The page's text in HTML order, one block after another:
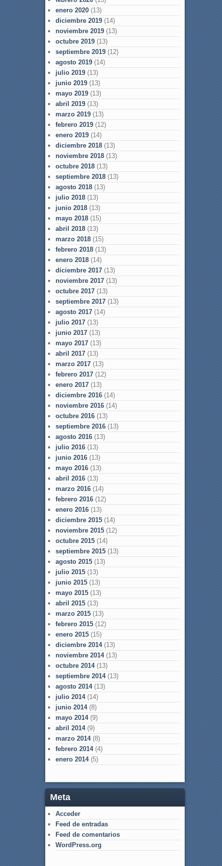
enero 2020(13)
diciembre 2019(14)
noviembre 2019(13)
octubre 2019(13)
septiembre 2019(12)
agosto 2019(14)
julio 2019(13)
junio 2019(13)
mayo 2019(13)
abril 2019(13)
marzo 2019(13)
febrero 2019(12)
enero 2019(14)
diciembre 2018(13)
noviembre 2018(13)
octubre 2018(13)
septiembre 2018(13)
agosto 2018(13)
julio 2018(13)
junio 2018(13)
mayo 2018(15)
abril 2018(13)
marzo 2018(15)
febrero 2018(13)
enero 2018(14)
diciembre 2017(13)
noviembre 2017(13)
octubre 2017(13)
septiembre 2017(13)
agosto 2017(14)
julio 2017(13)
junio 2017(13)
mayo 2017(13)
abril 2017(13)
marzo 2017(13)
febrero 2017(12)
enero 2017(13)
diciembre 2016(14)
noviembre 2016(14)
octubre 2016(13)
septiembre 2016(13)
agosto 2016(13)
julio 2016(13)
junio 2016(13)
mayo 2016(13)
abril 2016(13)
marzo 2016(14)
febrero 2016(12)
enero 2016(13)
diciembre 2015(14)
noviembre 2015(12)
octubre 2015(14)
septiembre 2015(13)
agosto 2015(13)
julio 2015(13)
junio 2015(13)
mayo 2015(13)
abril 2015(13)
marzo 2015(13)
febrero 2015(12)
enero 2015(15)
diciembre 2014(13)
noviembre 2014(13)
octubre 2014(13)
septiembre 2014(13)
agosto 2014(13)
julio 2014(14)
junio 2014(8)
mayo 2014(9)
abril 2014(9)
marzo 2014(8)
febrero 2014(4)
enero 2014(5)
Meta
Acceder
Feed de entradas
Feed de comentarios
WordPress.org